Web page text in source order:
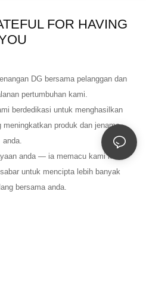
FOR HAVING
DG bersama pelanggan dan
pertumbuhan kami.
berdedikasi untuk menghasilkan
meningkatkan produk dan jenama
anda.
anda — ia memacu kami ke
untuk mencipta lebih banyak
bersama anda.